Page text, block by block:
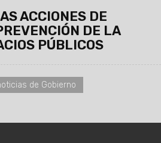
ACCIONES DE
DE LA
PÚBLICOS
de Gobierno